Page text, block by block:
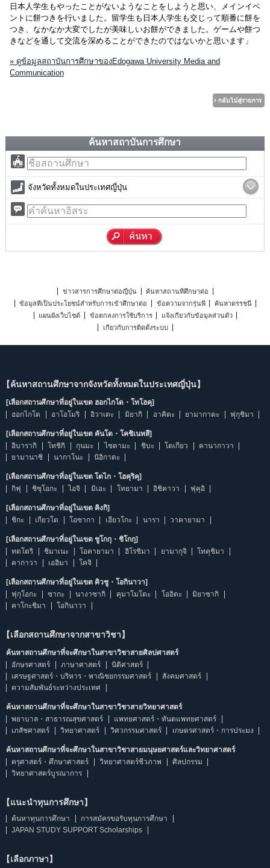
日本人学生もやったことがないようなことをしようと思い、メインイベ
ントに餅つきを行いました。留学生も日本人学生も交じって順番に餅を
つき、なかなか大変でしたが美味しいお餅ができました。ゲームや餅つ
きなどを通して交流を深めることができたのではないかと思います」
» ดูข้อมูลสถาบันการศึกษาของEdogawa University Media and
Communication
ค้นหาสถาบันการศึกษา
จังหวัดทั้งหมดในประเทศญี่ปุ่น
ข่าวสารการศึกษาต่อญี่ปุ่น
ค้นหาสถานที่ศึกษาต่อ
ข้อมูลที่เป็นประโยชน์สำหรับการเข้าศึกษาต่อ
ข้อความจากรุ่นพี่
ค้นหาดรรชนี
แผนผังเว็บไซต์
ข้อตกลงการใช้บริการ
แจ้งเกี่ยวกับข้อมูลส่วนตัว
เกี่ยวกับการติดตั้งระบบ
【ค้นหาสถานศึกษาจากจังหวัดทั้งหมดในประเทศญี่ปุ่น】
[เลือกสถานศึกษาที่อยู่ในเขต ฮอกไกโด・โทโฮคุ]
ฮอกไกโด
อาโอโมริ อิวาเตะ มิยากิ อาคิตะ ยามากาตะ ฟุกุชิมา
[เลือกสถานศึกษาที่อยู่ในเขต คันโต・โคชิเนทสึ]
อิบารากิ
โทชิกิ กุนมะ ไซตามะ ชิบะ โตเกียว
คานากาวา
ยามานาชิ
นากาโนะ นิอิกาตะ
[เลือกสถานศึกษาที่อยู่ในเขต โตไก・โฮคุริคุ]
กิฟุ
ชิซุโอกะ ไอจิ มิเอะ โทยามา อิชิคาวา ฟุคุอิ
[เลือกสถานศึกษาที่อยู่ในเขต คิงกิ]
ชิกะ
เกียวโต โอซากา เฮียวโกะ นารา วาคายามา
[เลือกสถานศึกษาที่อยู่ในเขต ชูโกกุ・ชิโกกุ]
ทตโตริ
ชิมาเนะ โอคายามา ฮิโรชิมา ยามากุจิ
โทคุชิมา
คากาวา
เอฮิมา โคจิ
[เลือกสถานศึกษาที่อยู่ในเขต คิวชู・โอกินาวา]
ฟุกุโอกะ
ซากะ นางาซากิ คุมาโมโตะ โออิตะ
มิยาซากิ
คาโกะชิมา
โอกินาวา
【เลือกสถานศึกษาจากสาขาวิชา】
ค้นหาสถานศึกษาที่จะศึกษาในสาขาวิชาสายศิลปศาสตร์
อักษรศาสตร์
ภาษาศาสตร์
นิติศาสตร์
เศรษฐศาสตร์・บริหาร・พาณิชยกรรมศาสตร์
สังคมศาสตร์
ความสัมพันธ์ระหว่างประเทศ
ค้นหาสถานศึกษาที่จะศึกษาในสาขาวิชาสายวิทยาศาสตร์
พยาบาล・สาธารณสุขศาสตร์
แพทยศาสตร์・ทันตแพทยศาสตร์
เภสัชศาสตร์
วิทยาศาสตร์ วิศวกรรมศาสตร์ เกษตรศาสตร์・การประมง
ค้นหาสถานศึกษาที่จะศึกษาในสาขาวิชาสายมนุษยศาสตร์และวิทยาศาสตร์
ครุศาสตร์・ศึกษาศาสตร์
วิทยาศาสตร์ชีวภาพ
ศิลปกรรม
วิทยาศาสตร์บูรณาการ
【แนะนำทุนการศึกษา】
ค้นหาทุนการศึกษา
การสมัครขอรับทุนการศึกษา
JAPAN STUDY SUPPORT Scholarships
【เลือกภาษา】